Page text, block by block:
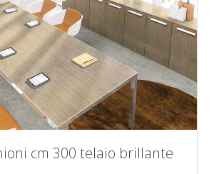
cm 300 telaio brillante